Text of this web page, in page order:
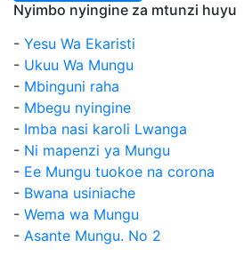
Nyimbo nyingine za mtunzi huyu
- Yesu Wa Ekaristi
- Ukuu Wa Mungu
- Mbinguni raha
- Mbegu nyingine
- Imba nasi karoli Lwanga
- Ni mapenzi ya Mungu
- Ee Mungu tuokoe na corona
- Bwana usiniache
- Wema wa Mungu
- Asante Mungu. No 2